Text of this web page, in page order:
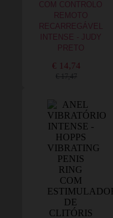
COM CONTROLO
REMOTO
RECARREGÁVEL
INTENSE - JUDY
PRETO
€ 14,74
€ 17,47